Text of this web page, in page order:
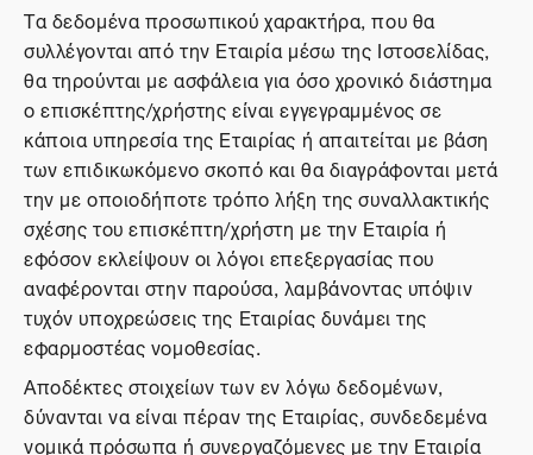
Τα δεδομένα προσωπικού χαρακτήρα, που θα
συλλέγονται από την Εταιρία μέσω της Ιστοσελίδας,
θα τηρούνται με ασφάλεια για όσο χρονικό διάστημα
ο επισκέπτης/χρήστης είναι εγγεγραμμένος σε
κάποια υπηρεσία της Εταιρίας ή απαιτείται με βάση
των επιδικωκόμενο σκοπό και θα διαγράφονται μετά
την με οποιοδήποτε τρόπο λήξη της συναλλακτικής
σχέσης του επισκέπτη/χρήστη με την Εταιρία ή
εφόσον εκλείψουν οι λόγοι επεξεργασίας που
αναφέρονται στην παρούσα, λαμβάνοντας υπόψιν
τυχόν υποχρεώσεις της Εταιρίας δυνάμει της
εφαρμοστέας νομοθεσίας.
Αποδέκτες στοιχείων των εν λόγω δεδομένων,
δύνανται να είναι πέραν της Εταιρίας, συνδεδεμένα
νομικά πρόσωπα ή συνεργαζόμενες με την Εταιρία